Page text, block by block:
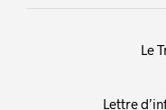
Le
Lettre